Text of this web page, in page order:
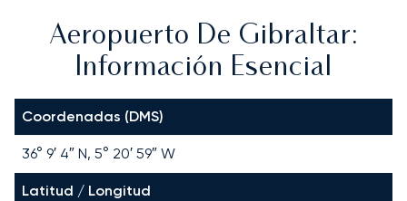
Aeropuerto De Gibraltar:
Información Esencial
Coordenadas (DMS)
36° 9′ 4″ N, 5° 20′ 59″ W
Latitud / Longitud